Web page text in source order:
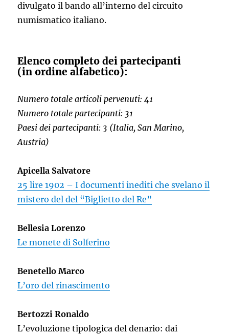
divulgato il bando all’interno del circuito
numismatico italiano.
Elenco completo dei partecipanti
(in ordine alfabetico):
Numero totale articoli pervenuti: 41
Numero totale partecipanti: 31
Paesi dei partecipanti: 3 (Italia, San Marino,
Austria)
Apicella Salvatore
25 lire 1902 – I documenti inediti che svelano il
mistero del del “Biglietto del Re”
Bellesia Lorenzo
Le monete di Solferino
Benetello Marco
L’oro del rinascimento
Bertozzi Ronaldo
L’evoluzione tipologica del denario: dai